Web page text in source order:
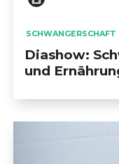
SCHWANGERSCHAFT
Diashow:
und